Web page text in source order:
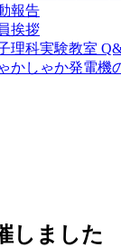
報告
挨拶
理科実験教室
かしゃか発電機
しました